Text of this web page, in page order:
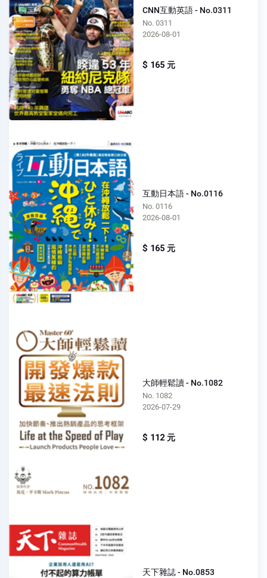
CNN互動英語 - No.0311
No. 0311
2026-08-01
$ 165 元
互動日本語 - No.0116
No. 0116
2026-08-01
$ 165 元
大師輕鬆讀 - No.1082
No. 1082
2026-07-29
$ 112 元
天下雜誌 - No.0853